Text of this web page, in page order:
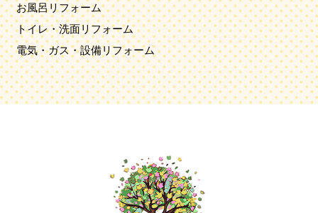
お風呂リフォーム
トイレ・洗面リフォーム
電気・ガス・設備リフォーム